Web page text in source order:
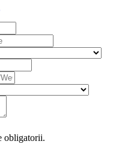
obligatorii.